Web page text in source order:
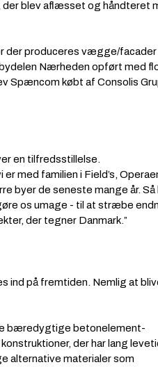
der blev aflæsset og håndteret
der produceres vægge/
Nærheden opført med
Spæncom købt af Consolis
en tilfredsstillelse.
med familien i Field’s,
byer de seneste mange år. Så
os umage - til at stræbe
der tegner Danmark.”
ind på fremtiden. Nemlig at
bæredygtige betonelement-
der har lang
alternative materialer som